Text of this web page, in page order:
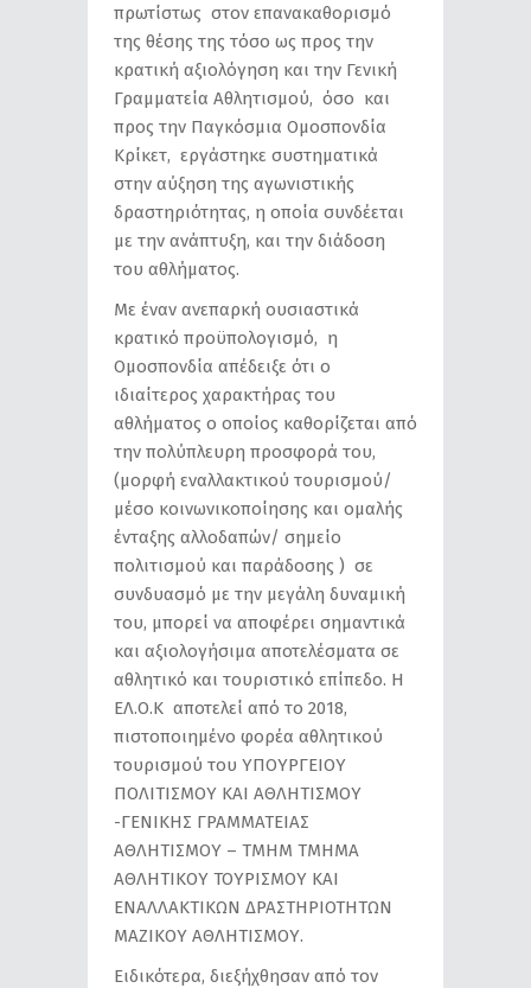
πρωτίστως στον επανακαθορισμό
της θέσης της τόσο ως προς την
κρατική αξιολόγηση και την Γενική
Γραμματεία Αθλητισμού, όσο και
προς την Παγκόσμια Ομοσπονδία
Κρίκετ, εργάστηκε συστηματικά
στην αύξηση της αγωνιστικής
δραστηριότητας, η οποία συνδέεται
με την ανάπτυξη, και την διάδοση
του αθλήματος.
Με έναν ανεπαρκή ουσιαστικά
κρατικό προϋπολογισμό, η
Ομοσπονδία απέδειξε ότι ο
ιδιαίτερος χαρακτήρας του
αθλήματος ο οποίος καθορίζεται από
την πολύπλευρη προσφορά του,
(μορφή εναλλακτικού τουρισμού/
μέσο κοινωνικοποίησης και ομαλής
ένταξης αλλοδαπών/ σημείο
πολιτισμού και παράδοσης ) σε
συνδυασμό με την μεγάλη δυναμική
του, μπορεί να αποφέρει σημαντικά
και αξιολογήσιμα αποτελέσματα σε
αθλητικό και τουριστικό επίπεδο. Η
ΕΛ.Ο.Κ αποτελεί από το 2018,
πιστοποιημένο φορέα αθλητικού
τουρισμού του ΥΠΟΥΡΓΕΙΟΥ
ΠΟΛΙΤΙΣΜΟΥ ΚΑΙ ΑΘΛΗΤΙΣΜΟΥ
-ΓΕΝΙΚΗΣ ΓΡΑΜΜΑΤΕΙΑΣ
ΑΘΛΗΤΙΣΜΟΥ – ΤΜΗΜ ΤΜΗΜΑ
ΑΘΛΗΤΙΚΟΥ ΤΟΥΡΙΣΜΟΥ ΚΑΙ
ΕΝΑΛΛΑΚΤΙΚΩΝ ΔΡΑΣΤΗΡΙΟΤΗΤΩΝ
ΜΑΖΙΚΟΥ ΑΘΛΗΤΙΣΜΟΥ.
Ειδικότερα, διεξήχθησαν από τον